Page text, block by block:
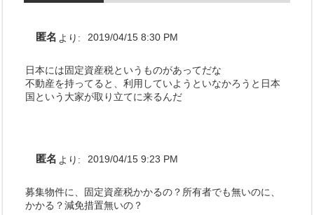
匿名 より: 2019/04/15 8:30 PM
日本には固定資産税というものがあってだな
不動産を持ってると、利用していようといなかろうと日本
国という大家が取り立てに来るんだ
匿名 より: 2019/04/15 9:23 PM
募集物件に、固定資産税かかるの？所有者でも無いのに、
かかる？減免措置無いの？